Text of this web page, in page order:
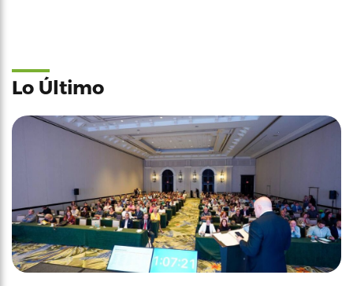
Lo Último